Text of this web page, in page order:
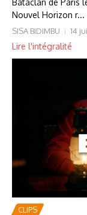
Bataclan de Paris
Nouvel Horizon r...
SISA BIDIMBU 14
Lire l'intégralité
CLIPS